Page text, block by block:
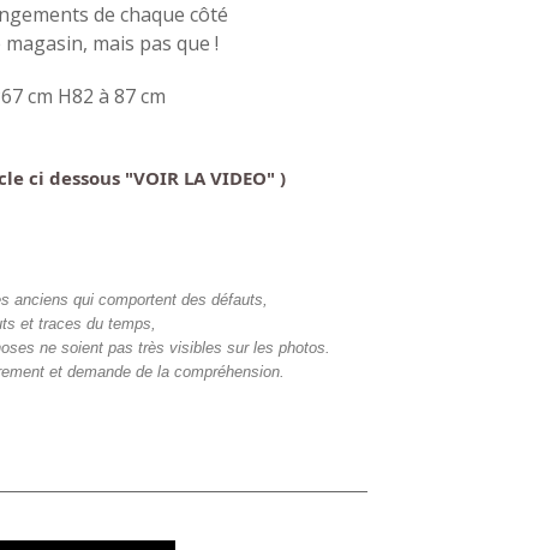
de chaque côté
mais pas que !
cm H82 à 87 cm
ci dessous "VOIR LA VIDEO" )
anciens qui comportent des défauts,
et traces du temps,
ne soient pas très visibles sur les photos.
et demande de la compréhension.